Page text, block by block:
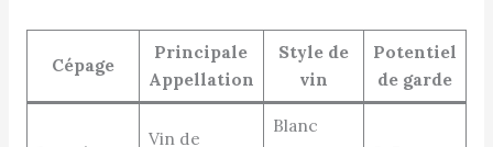
Cépage
Principale
Appellation
Style de
vin
Potentiel
de garde
Vin de
Blanc